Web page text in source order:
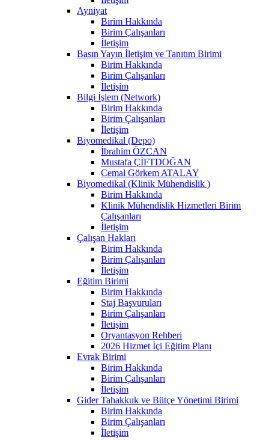
Ayniyat
Birim Hakkında
Birim Çalışanları
İletişim
Basın Yayın İletişim ve Tanıtım Birimi
Birim Hakkında
Birim Çalışanları
İletişim
Bilgi İşlem (Network)
Birim Hakkında
Birim Çalışanları
İletişim
Biyomedikal (Depo)
İbrahim ÖZCAN
Mustafa ÇİFTDOĞAN
Cemal Görkem ATALAY
Biyomedikal (Klinik Mühendislik )
Birim Hakkında
Klinik Mühendislik Hizmetleri Birim
Çalışanları
İletişim
Çalışan Hakları
Birim Hakkında
Birim Çalışanları
İletişim
Eğitim Birimi
Birim Hakkında
Staj Başvuruları
Birim Çalışanları
İletişim
Oryantasyon Rehberi
2026 Hizmet İçi Eğitim Planı
Evrak Birimi
Birim Hakkında
Birim Çalışanları
İletişim
Gider Tahakkuk ve Bütçe Yönetimi Birimi
Birim Hakkında
Birim Çalışanları
İletişim